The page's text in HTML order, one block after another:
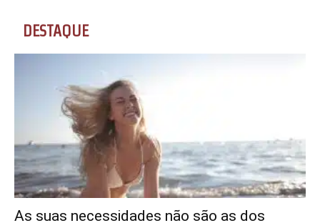
DESTAQUE
As suas necessidades não são as dos